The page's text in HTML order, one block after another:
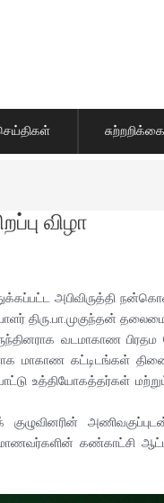
விழா
அபிவிருத்தி
திரு.பா.முகுந்தன்
வடமாகாண
மாகாண கட்டிடங்கள்
உத்தியோகத்தர்கள்
மாணவர்களின் கண்காட்சி